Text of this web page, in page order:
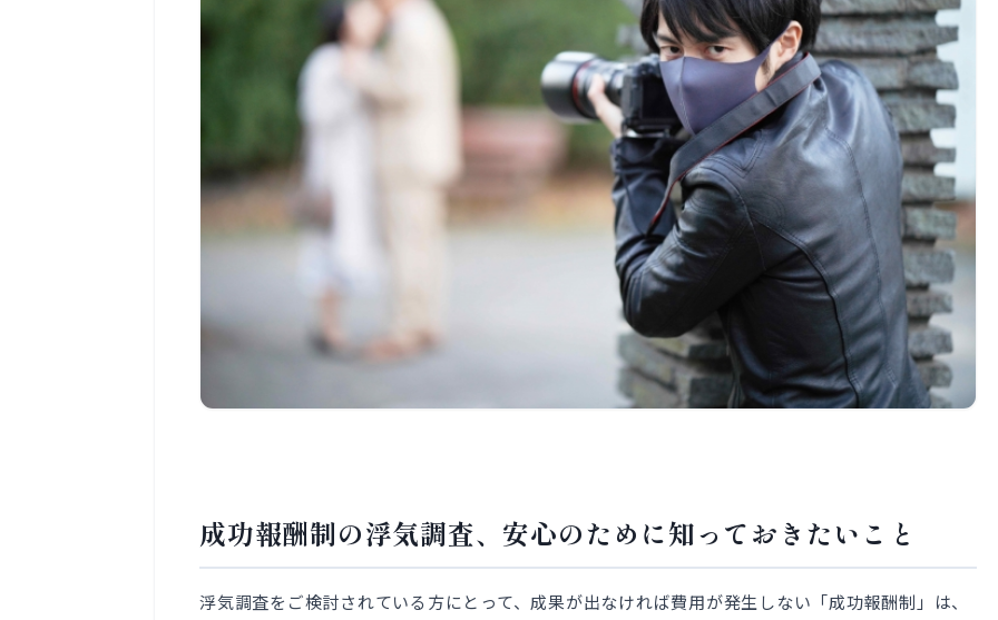
成功報酬制の浮気調査、安心のために知っておきたいこと
浮気調査をご検討されている方にとって、成果が出なければ費用が発生しない「成功報酬制」は、